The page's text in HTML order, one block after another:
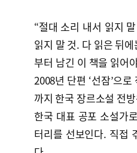
“절대 소리 내서 읽지
읽지 말 것. 다 읽은 뒤
부터 남긴 이 책을 읽어
2008년 단편 ‘선잠’으
까지 한국 장르소설 전
한국 대표 공포 소설가
터리를 선보인다. 직접